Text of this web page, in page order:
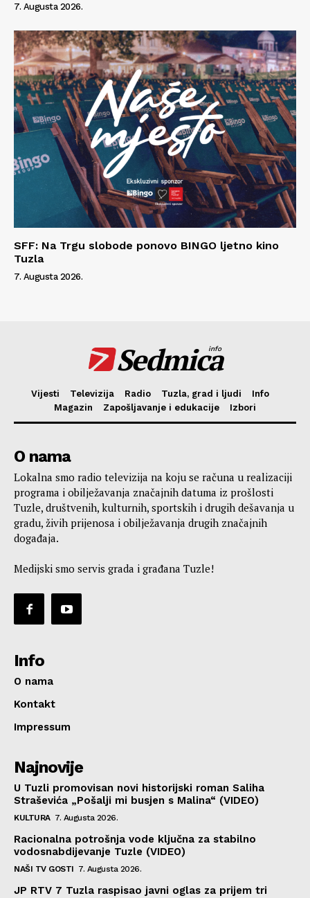
7. Augusta 2026.
SFF: Na Trgu slobode ponovo BINGO ljetno kino
Tuzla
7. Augusta 2026.
Sedmica
info
Vijesti Televizija Radio Tuzla, grad i ljudi
Info
Magazin
Zapošljavanje i edukacije Izbori
O nama
Lokalna smo radio televizija na koju se računa u realizaciji
programa i obilježavanja značajnih datuma iz prošlosti
Tuzle, društvenih, kulturnih, sportskih i drugih dešavanja u
gradu, živih prijenosa i obilježavanja drugih značajnih
događaja.
Medijski smo servis grada i građana Tuzle!
Info
O nama
Kontakt
Impressum
Najnovije
U Tuzli promovisan novi historijski roman Saliha
Straševića „Pošalji mi busjen s Malina“ (VIDEO)
KULTURA 7. Augusta 2026.
Racionalna potrošnja vode ključna za stabilno
vodosnabdijevanje Tuzle (VIDEO)
NAŠI TV GOSTI 7. Augusta 2026.
JP RTV 7 Tuzla raspisao javni oglas za prijem tri